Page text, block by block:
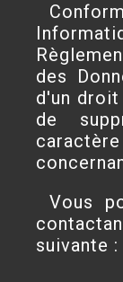
des
d'un
de
Vous
suivante :